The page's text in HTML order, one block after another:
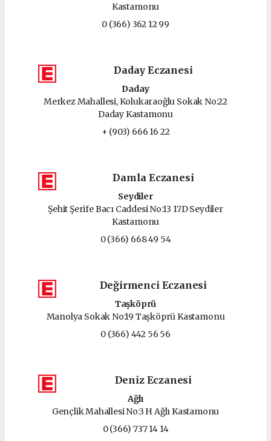
Kastamonu
0 (366) 362 12 99
Daday Eczanesi
Daday
Merkez Mahallesi, Kolukaraoğlu Sokak No:22
Daday Kastamonu
+ (903) 666 16 22
Damla Eczanesi
Seydiler
Şehit Şerife Bacı Caddesi No:13 17D Seydiler
Kastamonu
0 (366) 668 49 54
Değirmenci Eczanesi
Taşköprü
Manolya Sokak No:19 Taşköprü Kastamonu
0 (366) 442 56 56
Deniz Eczanesi
Ağlı
Gençlik Mahallesi No:3 H Ağlı Kastamonu
0 (366) 737 14 14